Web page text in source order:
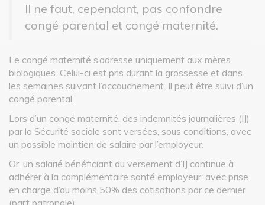
Il ne faut, cependant, pas confondre
congé parental et congé maternité.
Le congé maternité s’adresse uniquement aux mères
biologiques. Celui-ci est pris durant la grossesse et dans
les semaines suivant l’accouchement. Il peut être suivi d’un
congé parental.
Lors d’un congé maternité, des indemnités journalières (IJ)
par la Sécurité sociale sont versées, sous conditions, avec
un possible maintien de salaire par l’employeur.
Or, un salarié bénéficiant du versement d’IJ continue à
adhérer à la complémentaire santé employeur, avec prise
en charge d’au moins 50% des cotisations par ce dernier
(part patronale).